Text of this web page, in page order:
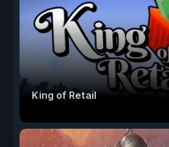
King of Retail